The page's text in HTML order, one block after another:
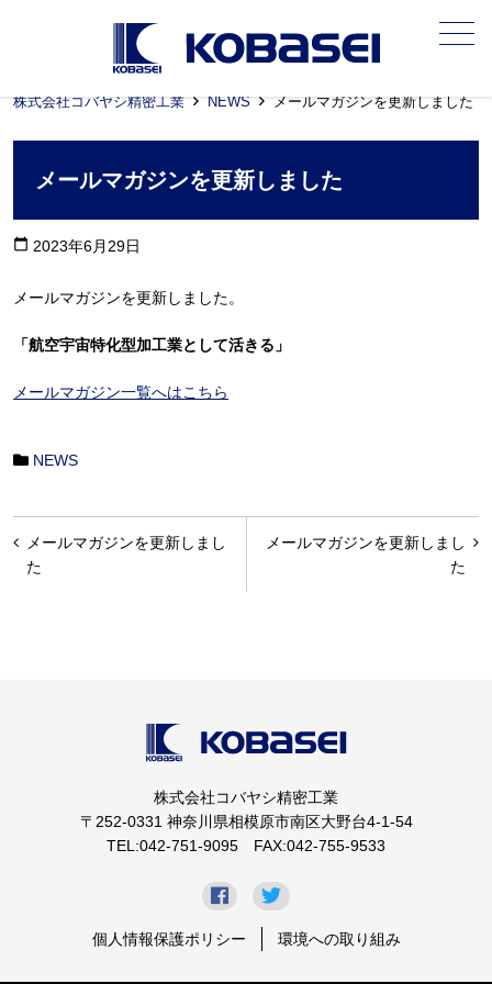
メニュー
株式会社コバヤシ精密工業 NEWS メールマガジンを更新しました
メールマガジンを更新しました
calendar_today 2023年6月29日
メールマガジンを更新しました。
「航空宇宙特化型加工業として活きる 」
メールマガジン一覧へはこちら
NEWS
投
稿
メールマガジンを更新しまし
た
メールマガジンを更新しまし
た
株式会社コバヤシ精密工業
〒252-0331 神奈川県相模原市南区大野台4-1-54
TEL:042-751-9095 FAX:042-755-9533
個人情報保護ポリシー 環境への取り組み